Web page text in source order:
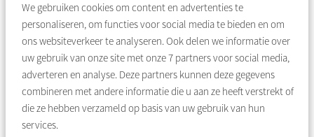
We gebruiken cookies om content en advertenties te
personaliseren, om functies voor social media te bieden en om
ons websiteverkeer te analyseren. Ook delen we informatie over
uw gebruik van onze site met onze7 partners voor social media,
adverteren en analyse. Deze partners kunnen deze gegevens
combineren met andere informatie die u aan ze heeft verstrekt of
die ze hebben verzameld op basis van uw gebruik van hun
services.
ronde een 'Prachtig-kaart ' heeft gekregen. Haar welverdiende
kaart heeft ze in het midden van haar raam opgehangen zodat
iedereen het kan zien!